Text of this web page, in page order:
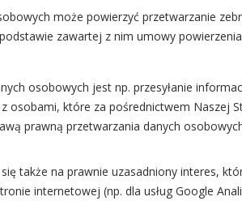
popularny na rynku podajnik ARC o
większy od poprzednika, wymiary
wersja XL ma wymiary 60 mm X 33
może powierzyć przetwarzanie
zawartej z nim umowy
osobowych jest np. przesyłanie
osobami, które za pośrednictwem Naszej
prawną przetwarzania danych
także na prawnie uzasadniony interes,
internetowej (np. dla usług Google